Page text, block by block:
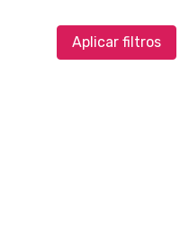
Aplicar filtros